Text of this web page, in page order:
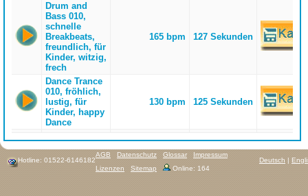
Drum and
Bass 010,
schnelle
Breakbeats,
freundlich, für
Kinder, witzig,
frech
165 bpm 127 Sekunden
Dance Trance
010, fröhlich,
lustig, für
Kinder, happy
Dance
130 bpm 125 Sekunden
Hotline: 01522-6146182 Deutsch |
AGB Datenschutz Glossar
Impressum
Lizenzen
Sitemap Online: 164